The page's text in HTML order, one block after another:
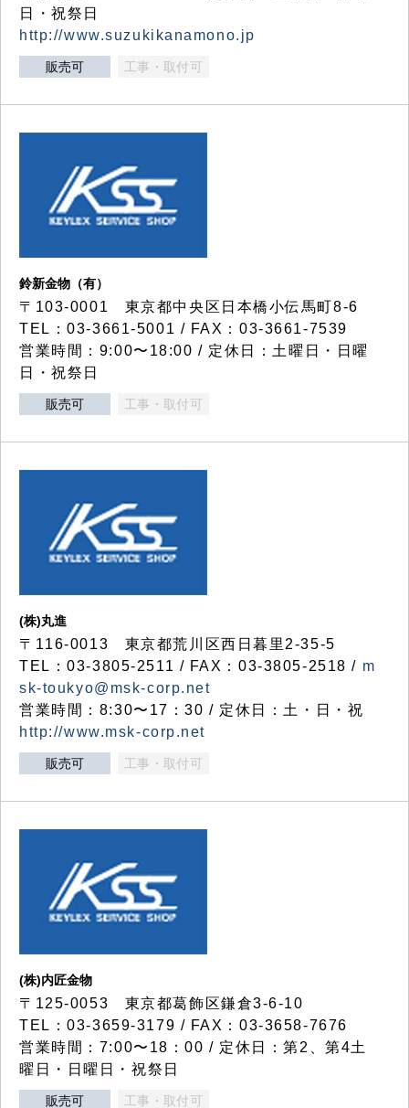
日・祝祭日
http://www.suzukikanamono.jp
販売可 工事・取付可
鈴新金物（有）
〒103-0001 東京都中央区日本橋小伝馬町8-6
TEL：03-3661-5001 / FAX：03-3661-7539
営業時間：9:00〜18:00 / 定休日：土曜日・日曜
日・祝祭日
販売可 工事・取付可
(株)丸進
〒116-0013 東京都荒川区西日暮里2-35-5
TEL：03-3805-2511 / FAX：03-3805-2518 / m
sk-toukyo@msk-corp.net
営業時間：8:30〜17：30 / 定休日：土・日・祝
http://www.msk-corp.net
販売可 工事・取付可
(株)内匠金物
〒125-0053 東京都葛飾区鎌倉3-6-10
TEL：03-3659-3179 / FAX：03-3658-7676
営業時間：7:00〜18：00 / 定休日：第2、第4土
曜日・日曜日・祝祭日
販売可 工事・取付可